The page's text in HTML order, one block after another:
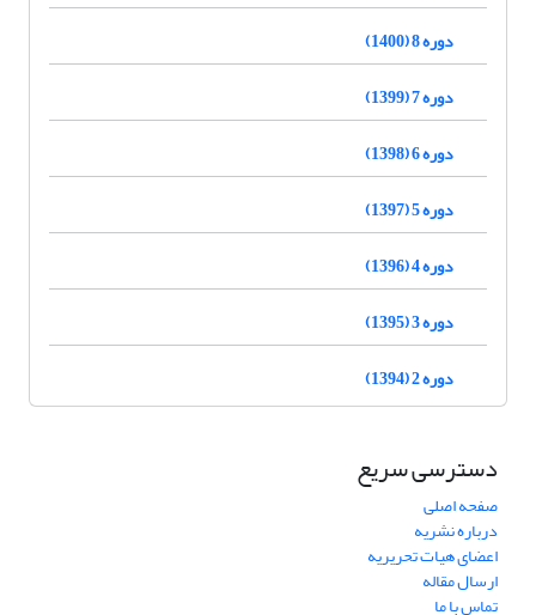
دوره 8 (1400)
دوره 7 (1399)
دوره 6 (1398)
دوره 5 (1397)
دوره 4 (1396)
دوره 3 (1395)
دوره 2 (1394)
دسترسی سریع
صفحه اصلی
درباره نشریه
اعضای هیات تحریریه
ارسال مقاله
تماس با ما